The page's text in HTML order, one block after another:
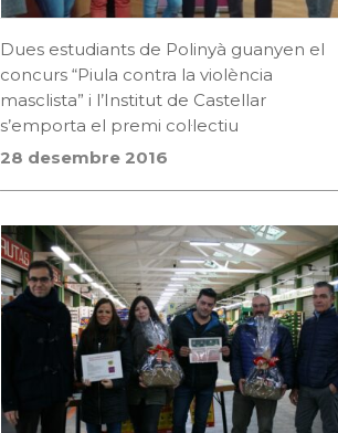
Dues estudiants de Polinyà guanyen el
concurs “Piula contra la violència
masclista” i l’Institut de Castellar
s’emporta el premi col·lectiu
28 desembre 2016